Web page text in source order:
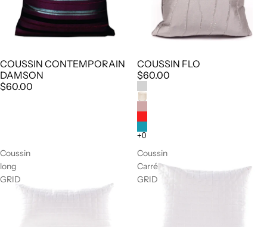
COUSSIN CONTEMPORAIN
DAMSON
$60.00
COUSSIN FLO
$60.00
Coussin
long
GRID
Coussin
Carré
GRID